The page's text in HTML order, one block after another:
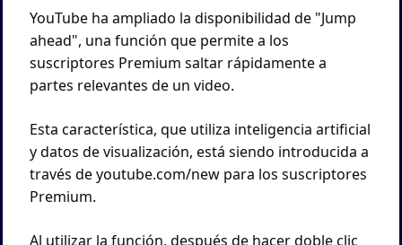
YouTube ha ampliado la disponibilidad de "Jump
ahead", una función que permite a los
suscriptores Premium saltar rápidamente a
partes relevantes de un video.
Esta característica, que utiliza inteligencia artificial
y datos de visualización, está siendo introducida a
través de youtube.com/new para los suscriptores
Premium.
Al utilizar la función, después de hacer doble clic